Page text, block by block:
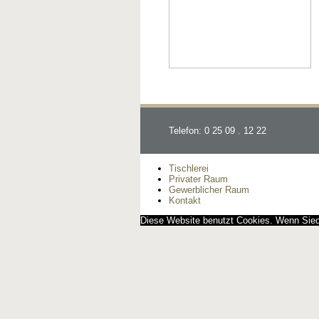
Telefon: 0 25 09 . 12 22
Tischlerei
Privater Raum
Gewerblicher Raum
Kontakt
Diese Website benutzt Cookies. Wenn